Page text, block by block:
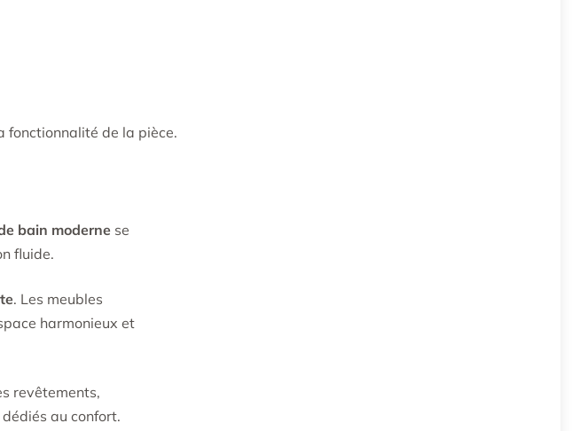
fonctionnalité de la pièce.
bain moderne se
fluide.
. Les meubles
harmonieux et
revêtements,
au confort.